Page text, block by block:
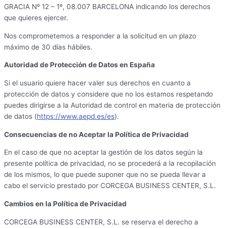
GRACIA Nº 12 – 1º, 08.007 BARCELONA indicando los derechos
que quieres ejercer.
Nos comprometemos a responder a la solicitud en un plazo
máximo de 30 días hábiles.
Autoridad de Protección de Datos en España
Si el usuario quiere hacer valer sus derechos en cuanto a
protección de datos y considere que no los estamos respetando
puedes dirigirse a la Autoridad de control en materia de protección
de datos (https://www.aepd.es/es).
Consecuencias de no Aceptar la Política de Privacidad
En el caso de que no aceptar la gestión de los datos según la
presente política de privacidad, no se procederá a la recopilación
de los mismos, lo que puede suponer que no se pueda llevar a
cabo el servicio prestado por CORCEGA BUSINESS CENTER, S.L.
Cambios en la Política de Privacidad
CORCEGA BUSINESS CENTER, S.L. se reserva el derecho a